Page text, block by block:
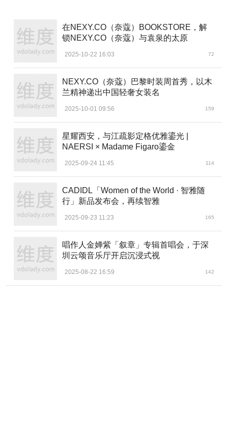
在NEXY.CO（奈蔻）BOOKSTORE，解
锁NEXY.CO（奈蔻）与袁泉的太原
2025-10-22 16:03 72
NEXY.CO（奈蔻）巴黎时装周首秀，以木
兰精神递出中国轻奢女装名
2025-10-01 09:56 159
星耀西安，与江疏影定格优雅鎏光 |
NAERSI × Madame Figaro鎏金
2025-09-24 11:45 114
CADIDL「Women of the World · 智雅随
行」新品发布会，再续智雅
2025-09-23 11:23 165
唱作人金婵紫「叙章」专辑首唱会，于深
圳云颂音乐厅开启沉浸式视
2025-08-22 16:59 142